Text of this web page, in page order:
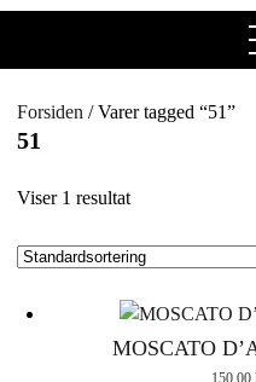
Forsiden / Varer tagged “51”
51
Viser 1 resultat
MOSCATO